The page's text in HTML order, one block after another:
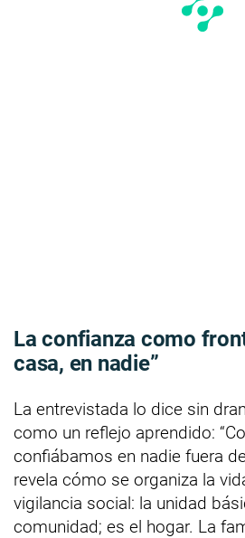
La confianza como
casa, en nadie”
La entrevistada lo dice sin
como un reflejo aprendido:
confiábamos en nadie fuera
revela cómo se organiza la
vigilancia social: la unidad
comunidad; es el hogar. La